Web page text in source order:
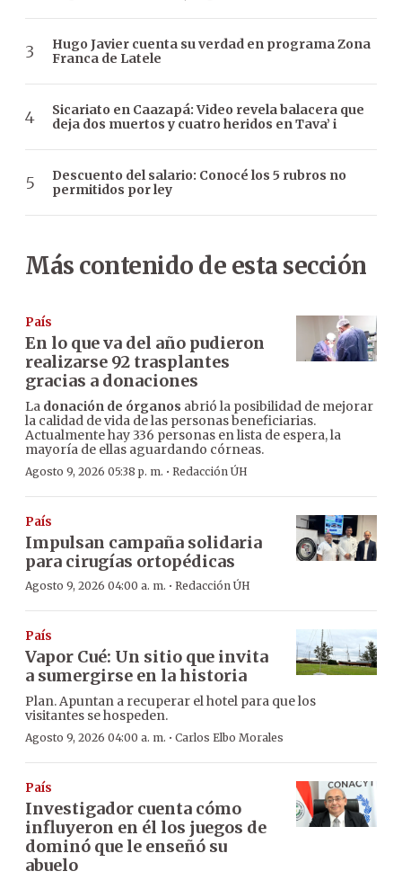
Hugo Javier cuenta su verdad en programa Zona
Franca de Latele
Sicariato en Caazapá: Video revela balacera que
deja dos muertos y cuatro heridos en Tava’ i
Descuento del salario: Conocé los 5 rubros no
permitidos por ley
Más contenido de esta sección
País
En lo que va del año pudieron
realizarse 92 trasplantes
gracias a donaciones
La donación de órganos abrió la posibilidad de mejorar
la calidad de vida de las personas beneficiarias.
Actualmente hay 336 personas en lista de espera, la
mayoría de ellas aguardando córneas.
Agosto 9, 2026 05:38 p. m. · Redacción ÚH
País
Impulsan campaña solidaria
para cirugías ortopédicas
Agosto 9, 2026 04:00 a. m. · Redacción ÚH
País
Vapor Cué: Un sitio que invita
a sumergirse en la historia
Plan. Apuntan a recuperar el hotel para que los
visitantes se hospeden.
Agosto 9, 2026 04:00 a. m. · Carlos Elbo Morales
País
Investigador cuenta cómo
influyeron en él los juegos de
dominó que le enseñó su
abuelo